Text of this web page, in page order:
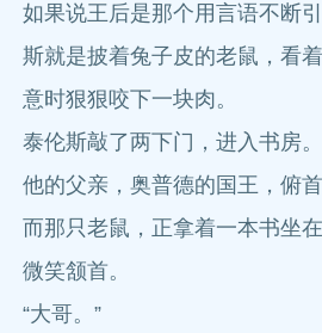
如果说王后是那个用言语不断
斯就是披着兔子皮的老鼠，看
意时狠狠咬下一块肉。
泰伦斯敲了两下门，进入书房。
他的父亲，奥普德的国王，俯
而那只老鼠，正拿着一本书坐
微笑颔首。
“大哥。”